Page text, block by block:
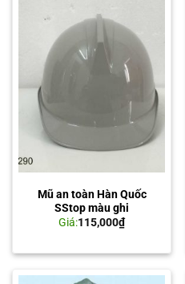
Mũ an toàn Hàn Quốc
SStop màu ghi
Giá:115,000₫